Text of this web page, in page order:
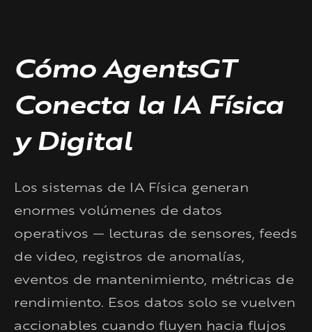
Cómo AgentsGT
Conecta la IA Física
y Digital
Los sistemas de IA Física generan
enormes volúmenes de datos
operativos — lecturas de sensores, feeds
de video, registros de anomalías,
eventos de mantenimiento, métricas de
rendimiento. Esos datos solo se vuelven
accionables cuando fluyen hacia flujos